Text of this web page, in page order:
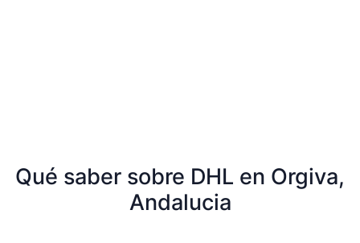
Qué saber sobre DHL en Orgiva,
Andalucia